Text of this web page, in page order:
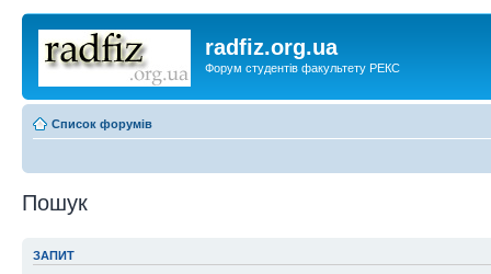
radfiz.org.ua
Форум студентів факультету РЕКС
Список форумів
Пошук
ЗАПИТ